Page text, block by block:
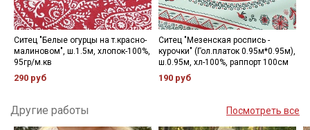
Ситец "Белые огурцы на т.красно-
малиновом", ш.1.5м, хлопок-100%,
95гр/м.кв
290 руб
Ситец "Мезенская роспись -
курочки" (Гол.платок 0.95м*0.95м),
ш.0.95м, хл-100%, раппорт 100см
190 руб
Другие работы Посмотреть все